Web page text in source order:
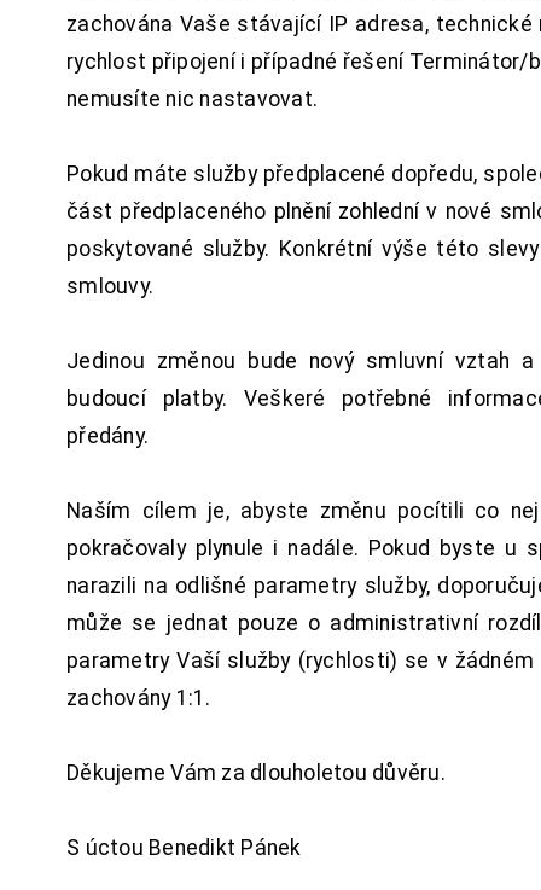
zachována Vaše stávající IP adresa, technické
rychlost připojení i případné řešení Terminátor/
nemusíte nic nastavovat.
Pokud máte služby předplacené dopředu,
část předplaceného plnění zohlední v nové
poskytované služby. Konkrétní výše této
smlouvy.
Jedinou změnou bude nový smluvní vztah
budoucí platby. Veškeré potřebné
předány.
Naším cílem je, abyste změnu pocítili co
pokračovaly plynule i nadále. Pokud byste u
narazili na odlišné parametry služby,
může se jednat pouze o administrativní
parametry Vaší služby (rychlosti) se v
zachovány 1:1.
Děkujeme Vám za dlouholetou důvěru.
S úctou Benedikt Pánek